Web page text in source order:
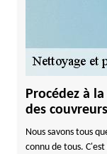
Procédez à
des
Nous savons tous
connu de tous.